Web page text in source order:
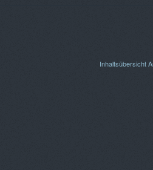
Inhaltsübersicht